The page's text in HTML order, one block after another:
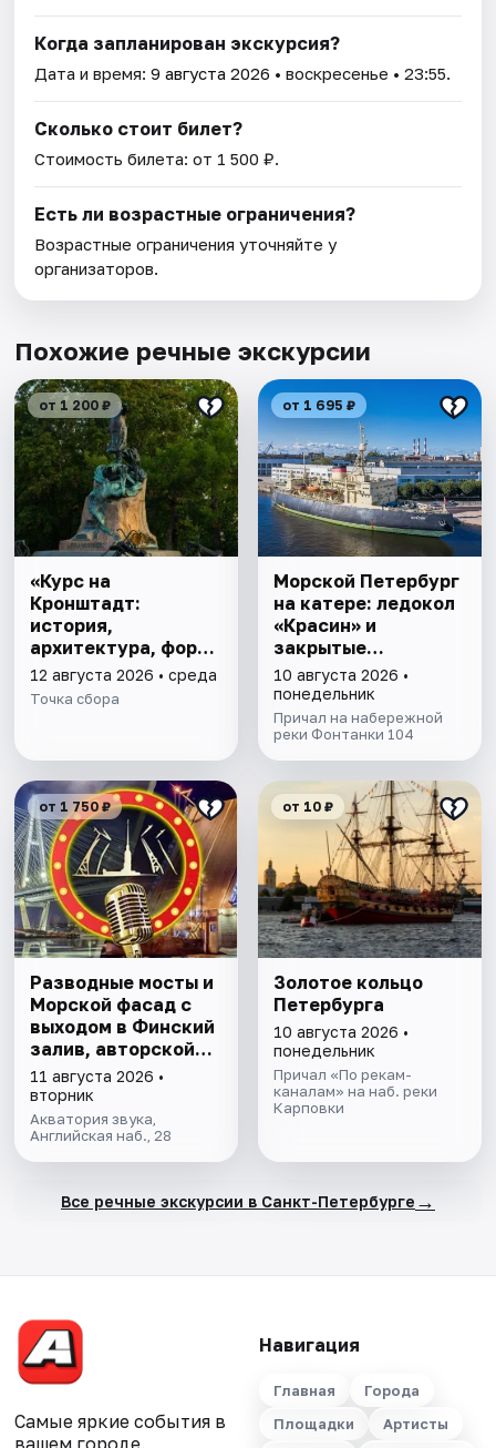
Когда запланирован экскурсия?
Дата и время:9 августа 2026 • воскресенье • 23:55.
Сколько стоит билет?
Стоимость билета: от 1 500 ₽.
Есть ли возрастные ограничения?
Возрастные ограничения уточняйте у
организаторов.
Похожие речные экскурсии
от 1 200 ₽
«Курс на
Кронштадт:
история,
архитектура, форты
с воды»
12 августа 2026 • среда
Точка сбора
от 1 695 ₽
Морской Петербург
на катере: ледокол
«Красин» и
закрытые
Адмиралтейские
верфи
10 августа 2026 •
понедельник
Причал на набережной
реки Фонтанки 104
от 1 750 ₽
Разводные мосты и
Морской фасад с
выходом в Финский
залив, авторской
экскурсией и живой
музыкой
11 августа 2026 •
вторник
Акватория звука,
Английская наб., 28
от 10 ₽
Золотое кольцо
Петербурга
10 августа 2026 •
понедельник
Причал «По рекам-
каналам» на наб. реки
Карповки
Все речные экскурсии в Санкт-Петербурге →
Самые яркие события в
Навигация
Главная
Города
Площадки
Артисты